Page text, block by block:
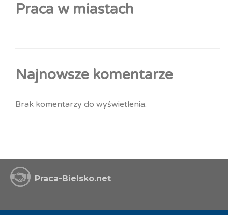
Praca w miastach
Najnowsze komentarze
Brak komentarzy do wyświetlenia.
Praca-Bielsko.net